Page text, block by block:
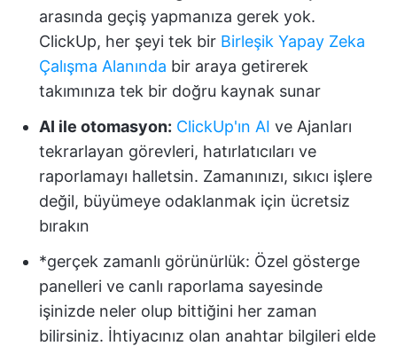
arasında geçiş yapmanıza gerek yok.
ClickUp, her şeyi tek bir Birleşik Yapay Zeka
Çalışma Alanında bir araya getirerek
takımınıza tek bir doğru kaynak sunar
AI ile otomasyon: ClickUp'ın AI ve Ajanları
tekrarlayan görevleri, hatırlatıcıları ve
raporlamayı halletsin. Zamanınızı, sıkıcı işlere
değil, büyümeye odaklanmak için ücretsiz
bırakın
*gerçek zamanlı görünürlük: Özel gösterge
panelleri ve canlı raporlama sayesinde
işinizde neler olup bittiğini her zaman
bilirsiniz. İhtiyacınız olan anahtar bilgileri elde